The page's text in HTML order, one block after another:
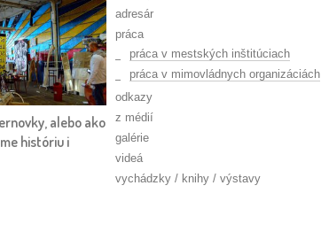
alebo ako
históriu i
adresár
práca
práca v mestských inštitúciach
práca v mimovládnych organizáciách
odkazy
z médií
galérie
videá
vychádzky / knihy / výstavy